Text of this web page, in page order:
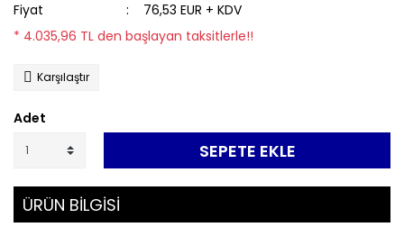
Fiyat
76,53 EUR + KDV
* 4.035,96 TL den başlayan taksitlerle!!
Karşılaştır
Adet
SEPETE EKLE
ÜRÜN BİLGİSİ